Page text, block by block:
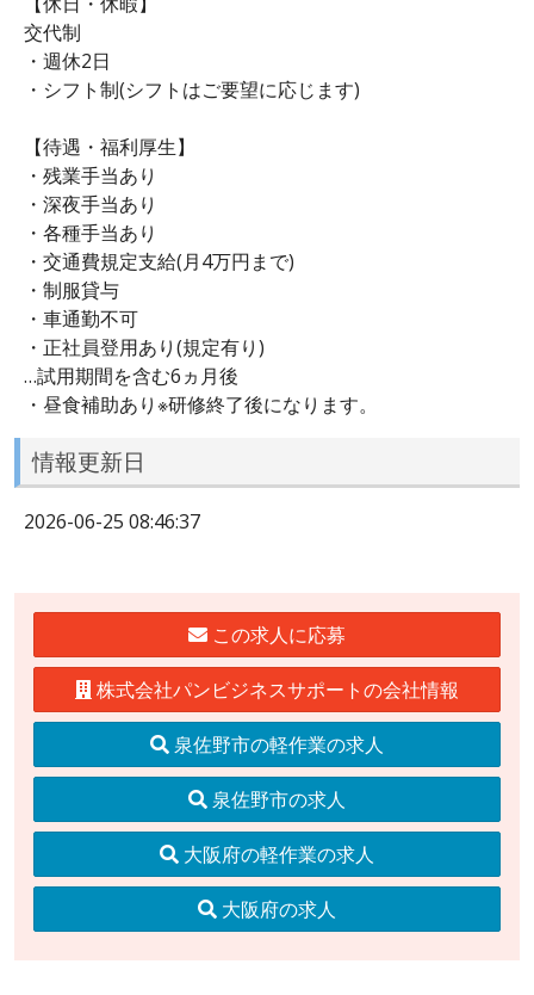
交代制
・週休2日
・シフト制(シフトはご要望に応じます)
【待遇・福利厚生】
・残業手当あり
・深夜手当あり
・各種手当あり
・交通費規定支給(月4万円まで)
・制服貸与
・車通勤不可
・正社員登用あり(規定有り)
…試用期間を含む6ヵ月後
・昼食補助あり※研修終了後になります。
情報更新日
2026-06-25 08:46:37
この求人に応募
株式会社パンビジネスサポートの会社情報
泉佐野市の軽作業の求人
泉佐野市の求人
大阪府の軽作業の求人
大阪府の求人